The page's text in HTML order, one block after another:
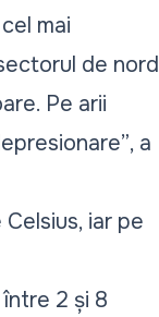
mai
de nord
Pe arii
, a
iar pe
2 și 8